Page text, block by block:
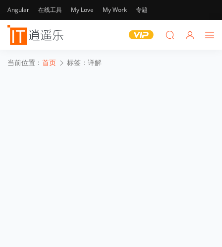
Angular 在线工具 My Love My Work 专题
当前位置： 首页 标签：详解